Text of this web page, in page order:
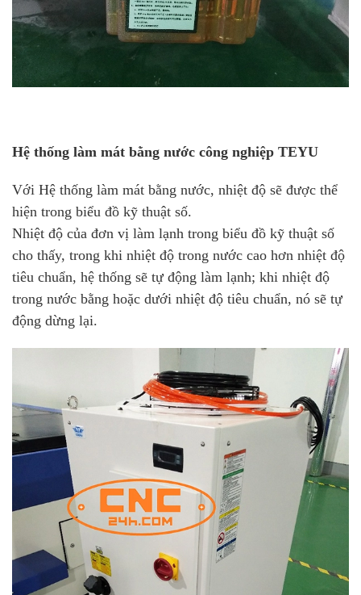
Hệ thống làm mát bằng nước công nghiệp TEYU
Với Hệ thống làm mát bằng nước, nhiệt độ sẽ được thể
hiện trong biểu đồ kỹ thuật số.
Nhiệt độ của đơn vị làm lạnh trong biểu đồ kỹ thuật số
cho thấy, trong khi nhiệt độ trong nước cao hơn nhiệt độ
tiêu chuẩn, hệ thống sẽ tự động làm lạnh; khi nhiệt độ
trong nước bằng hoặc dưới nhiệt độ tiêu chuẩn, nó sẽ tự
động dừng lại.